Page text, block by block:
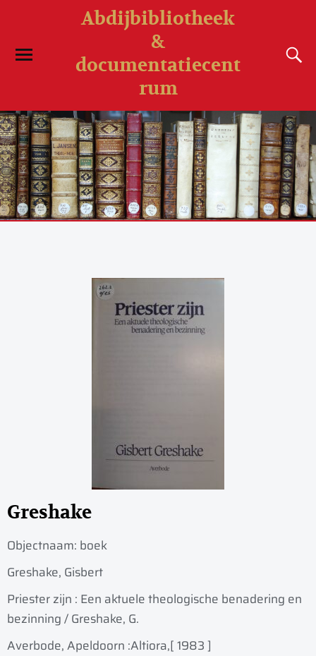
Abdijbibliotheek
&
documentatiecent
rum
Greshake
Objectnaam: boek
Greshake, Gisbert
Priester zijn : Een aktuele theologische benadering en
bezinning / Greshake, G.
Averbode, Apeldoorn :Altiora,[ 1983 ]